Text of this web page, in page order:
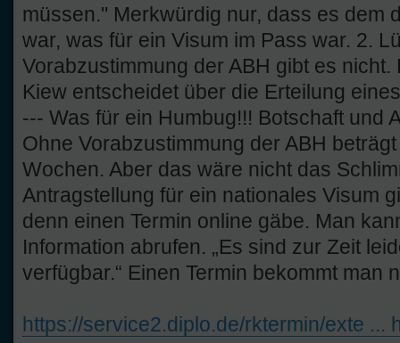
müssen." Merkwürdig nur, dass es dem
war, was für ein Visum im Pass war. 2.
Vorabzustimmung der ABH gibt es
Kiew entscheidet über die Erteilung
--- Was für ein Humbug!!! Botschaft und
Ohne Vorabzustimmung der ABH
Wochen. Aber das wäre nicht das
Antragstellung für ein nationales Visum
denn einen Termin online gäbe. Man
Information abrufen. „Es sind zur Zeit
verfügbar.“ Einen Termin bekommt man
https://service2.diplo.de/rktermin/exte ...